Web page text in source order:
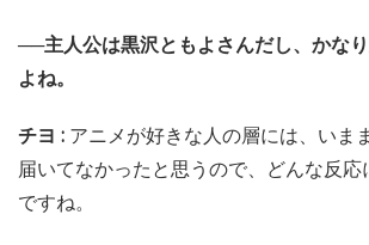
──主人公は黒沢ともよさんだし、かな
よね。
チヨ : アニメが好きな人の層には、いま
届いてなかったと思うので、どんな反
ですね。